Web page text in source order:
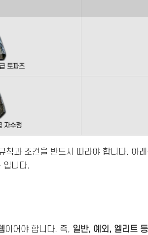
토파즈
자수정
칙과 조건을 반드시 따라야 합니다. 아
입니다.
이어야 합니다. 즉, 일반, 예외, 엘리트